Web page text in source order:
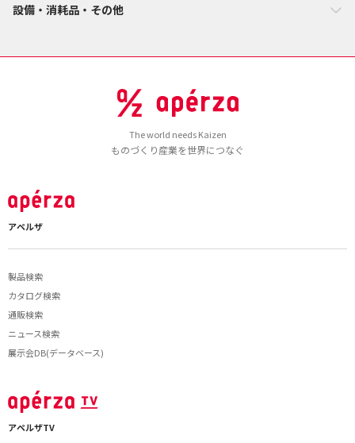
設備・消耗品・その他
The world needs Kaizen
ものづくり産業を世界につなぐ
アペルザ
製品検索
カタログ検索
通販検索
ニュース検索
展示会DB(データベース)
アペルザTV